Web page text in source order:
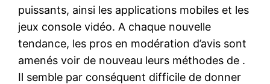
puissants, ainsi les applications mobiles et les
jeux console vidéo. A chaque nouvelle
tendance, les pros en modération d’avis sont
amenés voir de nouveau leurs méthodes de .
Il semble par conséquent difficile de donner